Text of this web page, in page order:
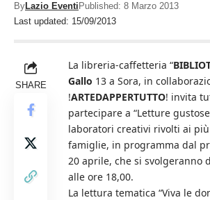
Last updated: 15/09/2013
ByLazio Eventi Published: 8 Marzo 2013
SHARE
La libreria-caffetteria “
Gallo 13 a Sora, in
!ARTEDAPPERTUTTO! invita
partecipare a “Letture
laboratori creativi rivolti ai
famiglie, in programma dal
20 aprile, che si svolgeranno
alle ore 18,00.
La lettura tematica “Viva le